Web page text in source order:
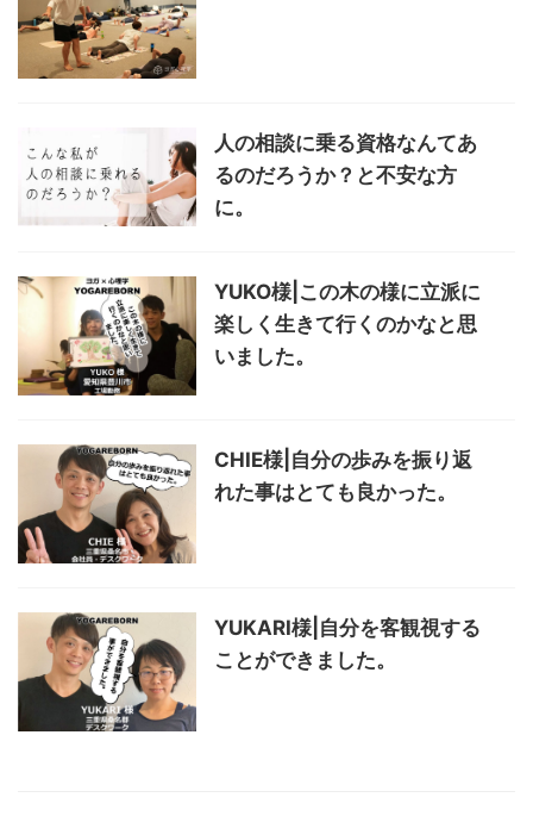
人の相談に乗る資格なんてあ
るのだろうか？と不安な方
に。
YUKO様|この木の様に立派に
楽しく生きて行くのかなと思
いました。
CHIE様|自分の歩みを振り返
れた事はとても良かった。
YUKARI様|自分を客観視する
ことができました。